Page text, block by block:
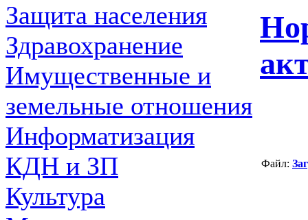
Защита населения
Здравохранение
Имущественные и
земельные отношения
Информатизация
КДН и ЗП
Культура
Файл: